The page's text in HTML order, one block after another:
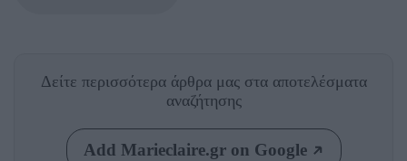
Δείτε περισσότερα άρθρα μας στα αποτελέσματα
αναζήτησης
Add Marieclaire.gr on Google